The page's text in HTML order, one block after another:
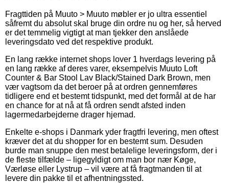
Fragttiden på Muuto > Muuto møbler er jo ultra essentiel
såfremt du absolut skal bruge din ordre nu og her, så herved
er det temmelig vigtigt at man tjekker den anslåede
leveringsdato ved det respektive produkt.
En lang række internet shops lover 1 hverdags levering på
en lang række af deres varer, eksempelvis Muuto Loft
Counter & Bar Stool Lav Black/Stained Dark Brown, men
vær vagtsom da det beroer på at ordren gennemføres
tidligere end et bestemt tidspunkt, med det formål at de har
en chance for at nå at få ordren sendt afsted inden
lagermedarbejderne drager hjemad.
Enkelte e-shops i Danmark yder fragtfri levering, men oftest
kræver det at du shopper for en bestemt sum. Desuden
burde man snuppe den mest betalelige leveringsform, der i
de fleste tilfælde – ligegyldigt om man bor nær Køge,
Værløse eller Lystrup – vil være at få fragtmanden til at
levere din pakke til et afhentningssted.